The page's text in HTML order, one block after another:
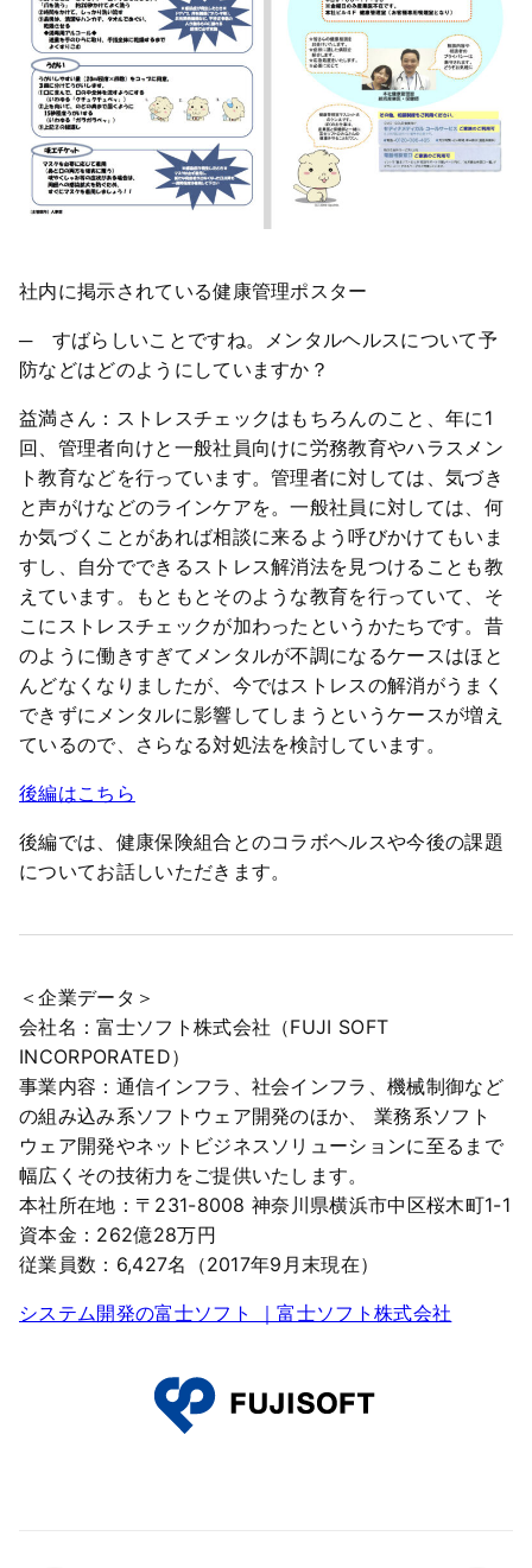
社内に掲示されている健康管理ポスター
─ すばらしいことですね。メンタルヘルスについて予
防などはどのようにしていますか？
益満さん：ストレスチェックはもちろんのこと、年に1
回、管理者向けと一般社員向けに労務教育やハラスメン
ト教育などを行っています。管理者に対しては、気づき
と声がけなどのラインケアを。一般社員に対しては、何
か気づくことがあれば相談に来るよう呼びかけてもいま
すし、自分でできるストレス解消法を見つけることも教
えています。もともとそのような教育を行っていて、そ
こにストレスチェックが加わったというかたちです。昔
のように働きすぎてメンタルが不調になるケースはほと
んどなくなりましたが、今ではストレスの解消がうまく
できずにメンタルに影響してしまうというケースが増え
ているので、さらなる対処法を検討しています。
後編はこちら
後編では、健康保険組合とのコラボヘルスや今後の課題
についてお話しいただきます。
＜企業データ＞
会社名：富士ソフト株式会社（FUJI SOFT
INCORPORATED）
事業内容：通信インフラ、社会インフラ、機械制御など
の組み込み系ソフトウェア開発のほか、 業務系ソフト
ウェア開発やネットビジネスソリューションに至るまで
幅広くその技術力をご提供いたします。
本社所在地：〒231-8008 神奈川県横浜市中区桜木町1-1
資本金：262億28万円
従業員数：6,427名（2017年9月末現在）
システム開発の富士ソフト ｜富士ソフト株式会社